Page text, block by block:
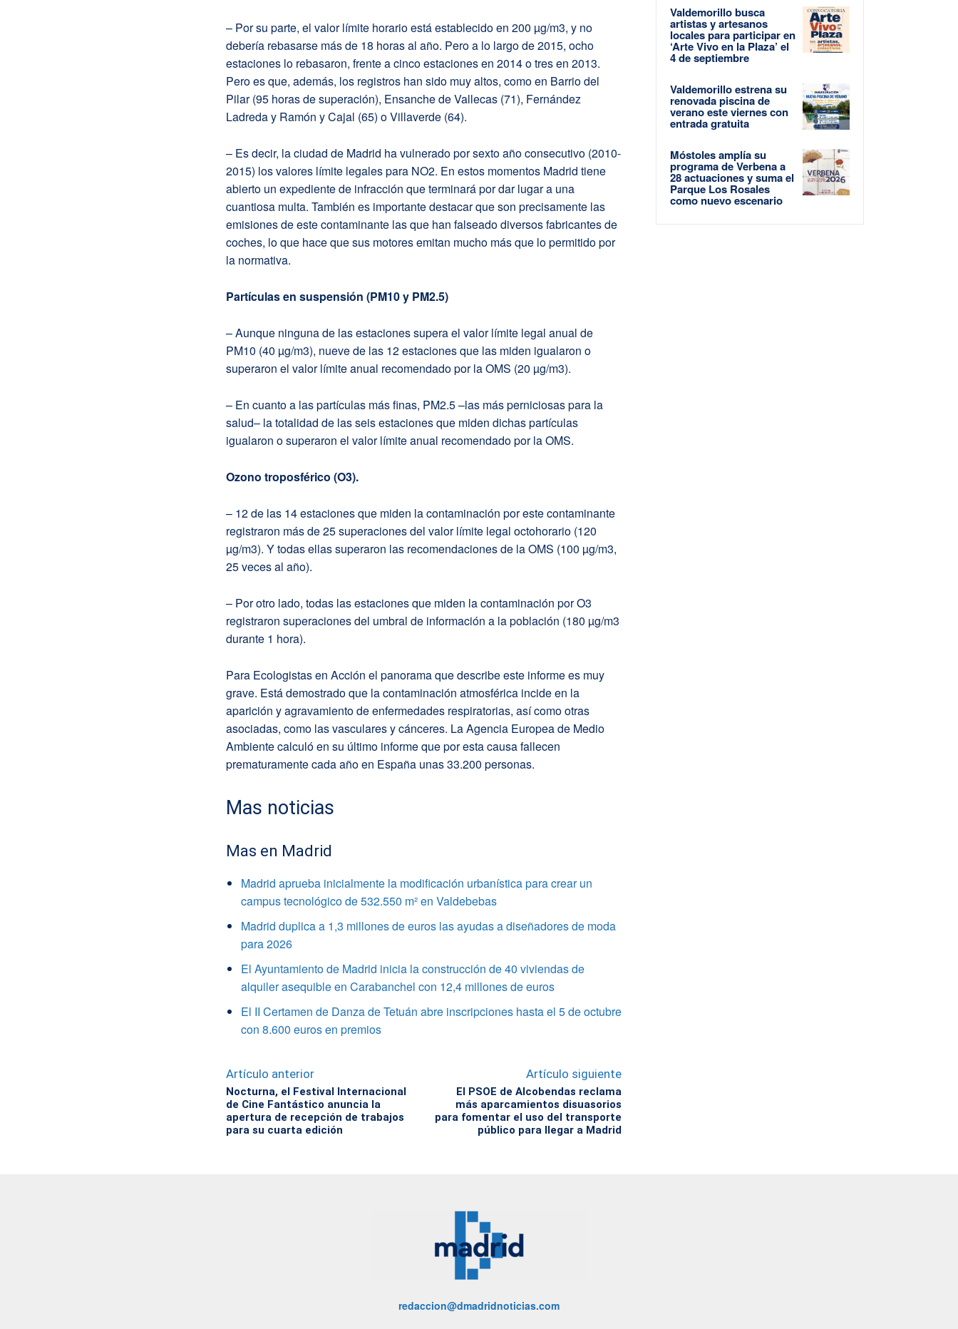
– Por su parte, el valor límite horario está establecido en 200 µg/m3, y no
debería rebasarse más de 18 horas al año. Pero a lo largo de 2015, ocho
estaciones lo rebasaron, frente a cinco estaciones en 2014 o tres en 2013.
Pero es que, además, los registros han sido muy altos, como en Barrio del
Pilar (95 horas de superación), Ensanche de Vallecas (71), Fernández
Ladreda y Ramón y Cajal (65) o Villaverde (64).
– Es decir, la ciudad de Madrid ha vulnerado por sexto año consecutivo (2010-
2015) los valores límite legales para NO2. En estos momentos Madrid tiene
abierto un expediente de infracción que terminará por dar lugar a una
cuantiosa multa. También es importante destacar que son precisamente las
emisiones de este contaminante las que han falseado diversos fabricantes de
coches, lo que hace que sus motores emitan mucho más que lo permitido por
la normativa.
Partículas en suspensión (PM10 y PM2.5)
– Aunque ninguna de las estaciones supera el valor límite legal anual de
PM10 (40 µg/m3), nueve de las 12 estaciones que las miden igualaron o
superaron el valor límite anual recomendado por la OMS (20 µg/m3).
– En cuanto a las partículas más finas, PM2.5 –las más perniciosas para la
salud– la totalidad de las seis estaciones que miden dichas partículas
igualaron o superaron el valor límite anual recomendado por la OMS.
Ozono troposférico (O3).
– 12 de las 14 estaciones que miden la contaminación por este contaminante
registraron más de 25 superaciones del valor límite legal octohorario (120
µg/m3). Y todas ellas superaron las recomendaciones de la OMS (100 µg/m3,
25 veces al año).
– Por otro lado, todas las estaciones que miden la contaminación por O3
registraron superaciones del umbral de información a la población (180 µg/m3
durante 1 hora).
Para Ecologistas en Acción el panorama que describe este informe es muy
grave. Está demostrado que la contaminación atmosférica incide en la
aparición y agravamiento de enfermedades respiratorias, así como otras
asociadas, como las vasculares y cánceres. La Agencia Europea de Medio
Ambiente calculó en su último informe que por esta causa fallecen
prematuramente cada año en España unas 33.200 personas.
Mas noticias
Mas en Madrid
Madrid aprueba inicialmente la modificación urbanística para crear un
campus tecnológico de 532.550 m² en Valdebebas
Madrid duplica a 1,3 millones de euros las ayudas a diseñadores de moda
para 2026
El Ayuntamiento de Madrid inicia la construcción de 40 viviendas de
alquiler asequible en Carabanchel con 12,4 millones de euros
El II Certamen de Danza de Tetuán abre inscripciones hasta el 5 de octubre
con 8.600 euros en premios
Artículo anterior
Nocturna, el Festival Internacional
de Cine Fantástico anuncia la
apertura de recepción de trabajos
para su cuarta edición
Artículo siguiente
El PSOE de Alcobendas reclama
más aparcamientos disuasorios
para fomentar el uso del transporte
público para llegar a Madrid
Valdemorillo busca
artistas y artesanos
locales para participar en
‘Arte Vivo en la Plaza’ el
4 de septiembre
Valdemorillo estrena su
renovada piscina de
verano este viernes con
entrada gratuita
Móstoles amplía su
programa de Verbena a
28 actuaciones y suma el
Parque Los Rosales
como nuevo escenario
redaccion@dmadridnoticias.com